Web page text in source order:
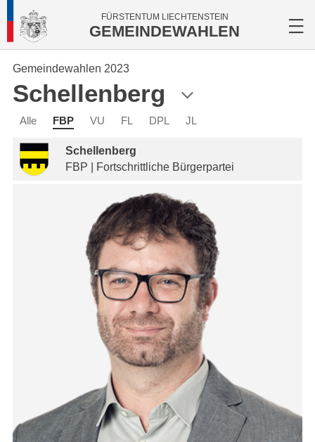
FÜRSTENTUM LIECHTENSTEIN
GEMEINDEWAHLEN
Gemeindewahlen 2023
Schellenberg
Alle FBP VU FL DPL JL
Schellenberg
FBP | Fortschrittliche Bürgerpartei